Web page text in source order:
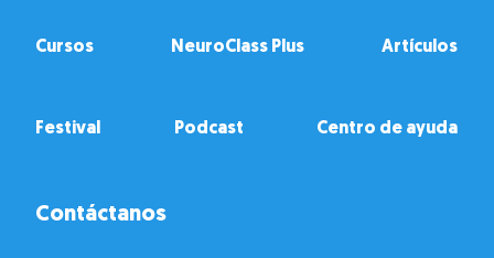
Cursos NeuroClass Plus Artículos
Festival Podcast Centro de ayuda
Contáctanos